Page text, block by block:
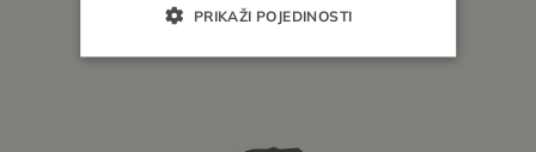
PRIKAŽI POJEDINOSTI